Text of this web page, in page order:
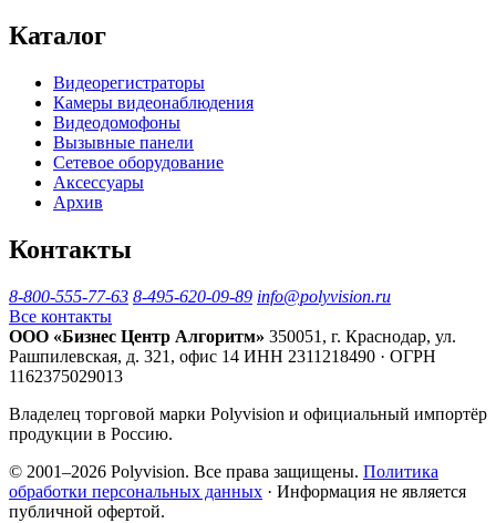
Каталог
Видеорегистраторы
Камеры видеонаблюдения
Видеодомофоны
Вызывные панели
Сетевое оборудование
Аксессуары
Архив
Контакты
8-800-555-77-63 8-495-620-09-89 info@polyvision.ru
Все контакты
ООО «Бизнес Центр Алгоритм» 350051, г. Краснодар, ул.
Рашпилевская, д. 321, офис 14 ИНН 2311218490 · ОГРН
1162375029013
Владелец торговой марки Polyvision и официальный импортёр
продукции в Россию.
© 2001–2026 Polyvision. Все права защищены. Политика
обработки персональных данных · Информация не является
публичной офертой.